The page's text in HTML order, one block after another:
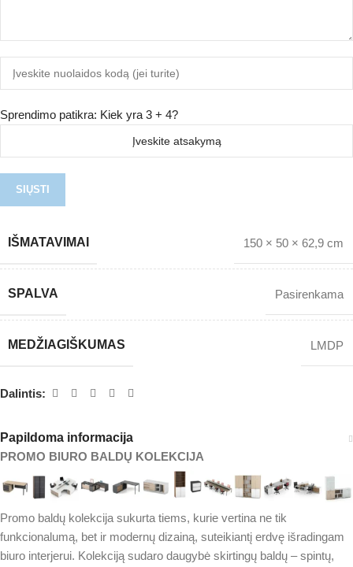
Sprendimo patikra: Kiek yra 3 + 4?
IŠMATAVIMAI 150 × 50 × 62,9 cm
SPALVA Pasirenkama
MEDŽIAGIŠKUMAS LMDP
Dalintis:
Papildoma informacija
PROMO BIURO BALDŲ KOLEKCIJA
Promo baldų kolekcija sukurta tiems, kurie vertina ne tik
funkcionalumą, bet ir modernų dizainą, suteikiantį erdvę išradingam
biuro interjerui. Kolekciją sudaro daugybė skirtingų baldų – spintų,